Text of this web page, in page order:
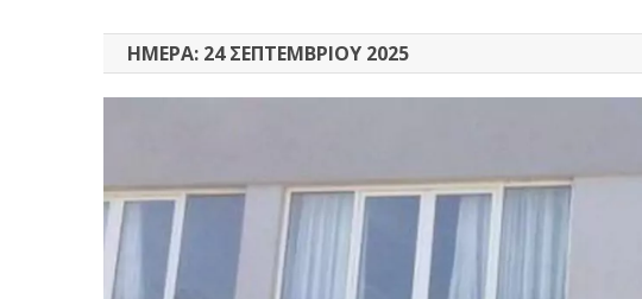
ΗΜΈΡΑ: 24 ΣΕΠΤΕΜΒΡΊΟΥ 2025